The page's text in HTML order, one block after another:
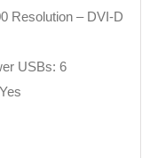
Resolution – DVI-D
USBs: 6